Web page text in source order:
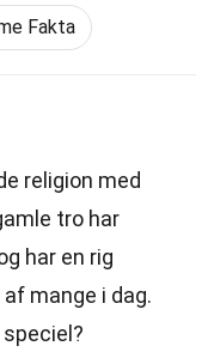
Fakta
religion med
tro har
har en rig
mange i dag.